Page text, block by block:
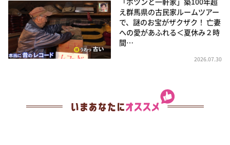
え群馬県の古民家ルームツアー
で、謎のお宝がザクザク！ 亡妻
への愛があふれる＜夏休み２時
間…
2026.07.30